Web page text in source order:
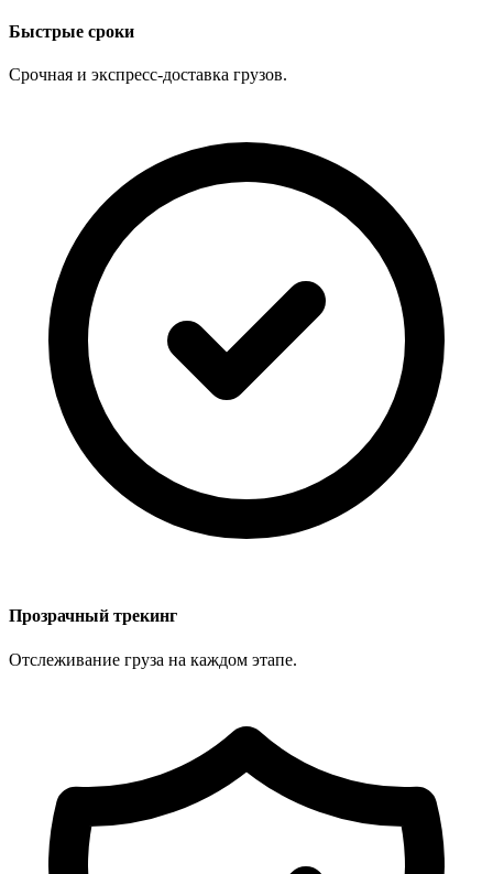
Быстрые сроки
Срочная и экспресс-доставка грузов.
Прозрачный трекинг
Отслеживание груза на каждом этапе.